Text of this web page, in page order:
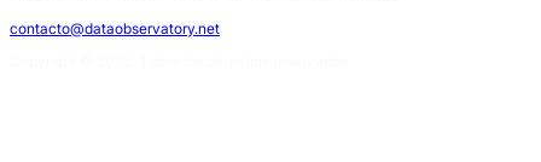
contacto@dataobservatory.net